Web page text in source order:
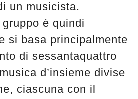
un musicista.
è quindi
si basa principalmente
di sessantaquattro
d’insieme divise
ciascuna con il